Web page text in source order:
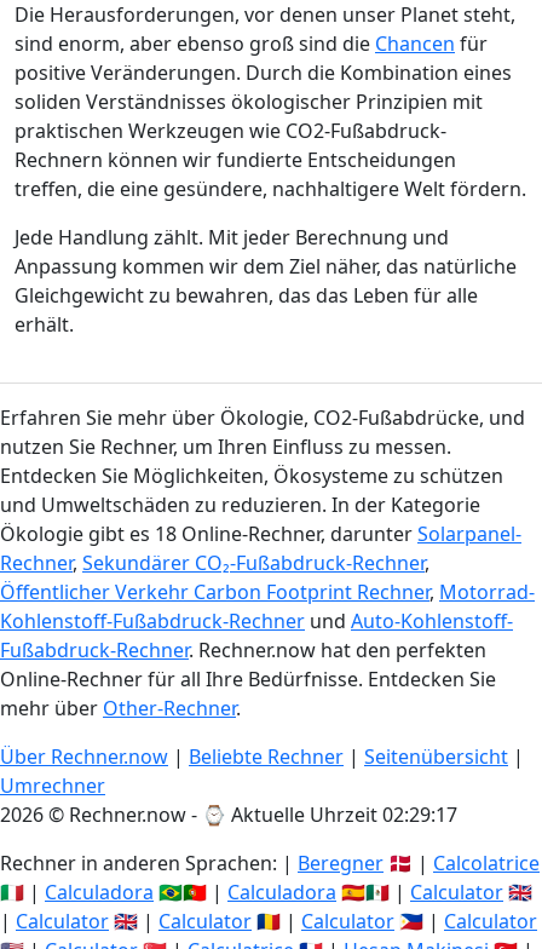
Die Herausforderungen, vor denen unser Planet steht,
sind enorm, aber ebenso groß sind die Chancen für
positive Veränderungen. Durch die Kombination eines
soliden Verständnisses ökologischer Prinzipien mit
praktischen Werkzeugen wie CO2-Fußabdruck-
Rechnern können wir fundierte Entscheidungen
treffen, die eine gesündere, nachhaltigere Welt fördern.
Jede Handlung zählt. Mit jeder Berechnung und
Anpassung kommen wir dem Ziel näher, das natürliche
Gleichgewicht zu bewahren, das das Leben für alle
erhält.
Erfahren Sie mehr über Ökologie, CO2-Fußabdrücke, und
nutzen Sie Rechner, um Ihren Einfluss zu messen.
Entdecken Sie Möglichkeiten, Ökosysteme zu schützen
und Umweltschäden zu reduzieren. In der Kategorie
Ökologie gibt es 18 Online-Rechner, darunterSolarpanel-
Rechner, Sekundärer CO₂-Fußabdruck-Rechner,
Öffentlicher Verkehr Carbon Footprint Rechner, Motorrad-
Kohlenstoff-Fußabdruck-Rechner und Auto-Kohlenstoff-
Fußabdruck-Rechner. Rechner.now hat den perfekten
Online-Rechner für all Ihre Bedürfnisse. Entdecken Sie
mehr über Other-Rechner.
Über Rechner.now | Beliebte Rechner | Seitenübersicht |
Umrechner
2026 © Rechner.now - ⌚ Aktuelle Uhrzeit 02:29:17
Rechner in anderen Sprachen: | Beregner 🇩🇰 | Calcolatrice
🇮🇹 | Calculadora 🇧🇷🇵🇹 | Calculadora 🇪🇸🇲🇽 | Calculator🇬🇧
| Calculator🇬🇧 | Calculator🇷🇴 | Calculator 🇵🇭 | Calculator